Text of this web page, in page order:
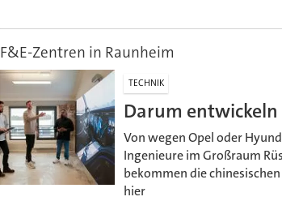
F&E-Zentren in Raunheim
TECHNIK
Darum entwickeln
Von wegen Opel oder
Ingenieure im Großraum
bekommen die
hier